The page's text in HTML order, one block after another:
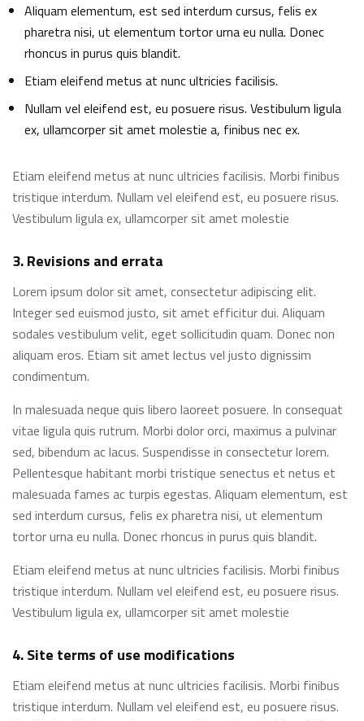
Aliquam elementum, est sed interdum cursus, felis ex
pharetra nisi, ut elementum tortor urna eu nulla. Donec
rhoncus in purus quis blandit.
Etiam eleifend metus at nunc ultricies facilisis.
Nullam vel eleifend est, eu posuere risus. Vestibulum ligula
ex, ullamcorper sit amet molestie a, finibus nec ex.
Etiam eleifend metus at nunc ultricies facilisis. Morbi finibus
tristique interdum. Nullam vel eleifend est, eu posuere risus.
Vestibulum ligula ex, ullamcorper sit amet molestie
3. Revisions and errata
Lorem ipsum dolor sit amet, consectetur adipiscing elit.
Integer sed euismod justo, sit amet efficitur dui. Aliquam
sodales vestibulum velit, eget sollicitudin quam. Donec non
aliquam eros. Etiam sit amet lectus vel justo dignissim
condimentum.
In malesuada neque quis libero laoreet posuere. In consequat
vitae ligula quis rutrum. Morbi dolor orci, maximus a pulvinar
sed, bibendum ac lacus. Suspendisse in consectetur lorem.
Pellentesque habitant morbi tristique senectus et netus et
malesuada fames ac turpis egestas. Aliquam elementum, est
sed interdum cursus, felis ex pharetra nisi, ut elementum
tortor urna eu nulla. Donec rhoncus in purus quis blandit.
Etiam eleifend metus at nunc ultricies facilisis. Morbi finibus
tristique interdum. Nullam vel eleifend est, eu posuere risus.
Vestibulum ligula ex, ullamcorper sit amet molestie
4. Site terms of use modifications
Etiam eleifend metus at nunc ultricies facilisis. Morbi finibus
tristique interdum. Nullam vel eleifend est, eu posuere risus.